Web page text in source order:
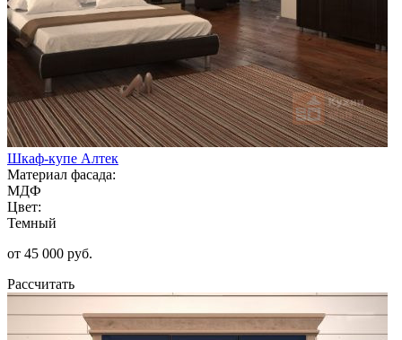
Шкаф-купе Алтек
Материал фасада:
МДФ
Цвет:
Темный
от 45 000 руб.
Рассчитать